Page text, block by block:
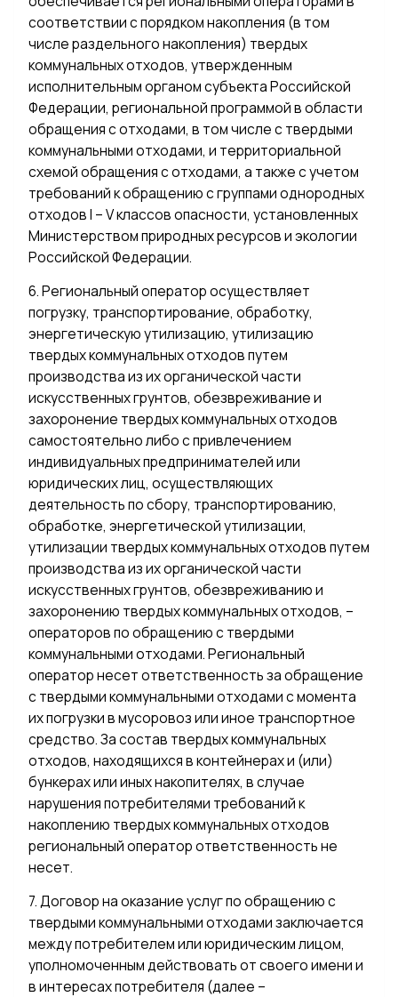
соответствии с порядком накопления (в том
числе раздельного накопления) твердых
коммунальных отходов, утвержденным
исполнительным органом субъекта Российской
Федерации, региональной программой в области
обращения с отходами, в том числе с твердыми
коммунальными отходами, и территориальной
схемой обращения с отходами, а также с учетом
требований к обращению с группами однородных
отходов I – V классов опасности, установленных
Министерством природных ресурсов и экологии
Российской Федерации.
6. Региональный оператор осуществляет
погрузку, транспортирование, обработку,
энергетическую утилизацию, утилизацию
твердых коммунальных отходов путем
производства из их органической части
искусственных грунтов, обезвреживание и
захоронение твердых коммунальных отходов
самостоятельно либо с привлечением
индивидуальных предпринимателей или
юридических лиц, осуществляющих
деятельность по сбору, транспортированию,
обработке, энергетической утилизации,
утилизации твердых коммунальных отходов путем
производства из их органической части
искусственных грунтов, обезвреживанию и
захоронению твердых коммунальных отходов, –
операторов по обращению с твердыми
коммунальными отходами. Региональный
оператор несет ответственность за обращение
с твердыми коммунальными отходами с момента
их погрузки в мусоровоз или иное транспортное
средство. За состав твердых коммунальных
отходов, находящихся в контейнерах и (или)
бункерах или иных накопителях, в случае
нарушения потребителями требований к
накоплению твердых коммунальных отходов
региональный оператор ответственность не
несет.
7. Договор на оказание услуг по обращению с
твердыми коммунальными отходами заключается
между потребителем или юридическим лицом,
уполномоченным действовать от своего имени и
в интересах потребителя (далее –